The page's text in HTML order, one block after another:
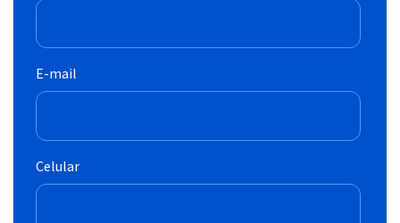
E-mail
Celular